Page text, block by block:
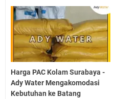
Harga PAC Kolam Surabaya -
Ady Water Mengakomodasi
Kebutuhan ke Batang